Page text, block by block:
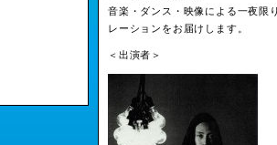
音楽・ダンス・映像による一夜限
レーションをお届けします。
＜出演者＞